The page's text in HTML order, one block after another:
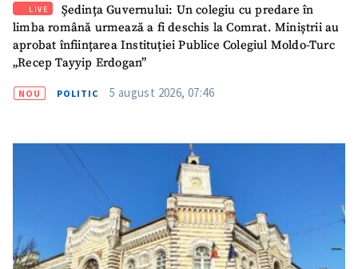
SUSȚINE
LIVE
Ședința Guvernului: Un colegiu cu predare în
limba română urmează a fi deschis la Comrat. Miniștrii au
aprobat înființarea Instituției Publice Colegiul Moldo-Turc
„Recep Tayyip Erdogan”
NOU POLITIC 5 august 2026, 07:46